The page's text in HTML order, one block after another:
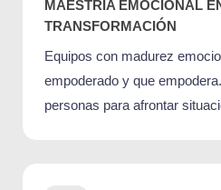
MAESTRÍA EMOCIONAL
TRANSFORMACIÓN
Equipos con madurez
empoderado y que
personas para afrontar